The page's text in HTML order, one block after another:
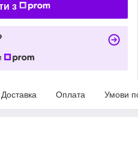
з
Доставка Оплата Умови